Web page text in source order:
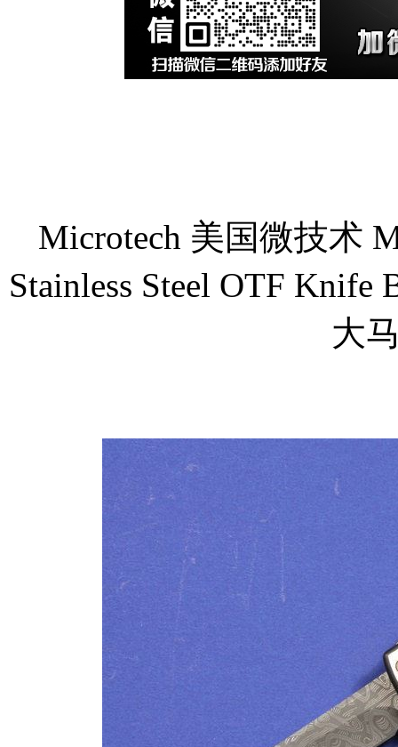
Microtech 美国微技术
Stainless Steel OTF Knife
大